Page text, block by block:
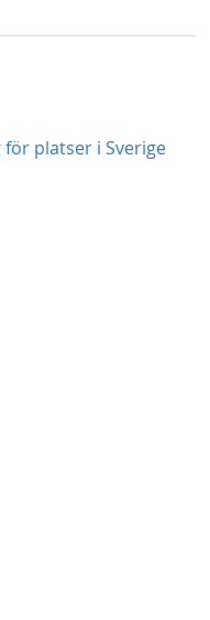
platser i Sverige